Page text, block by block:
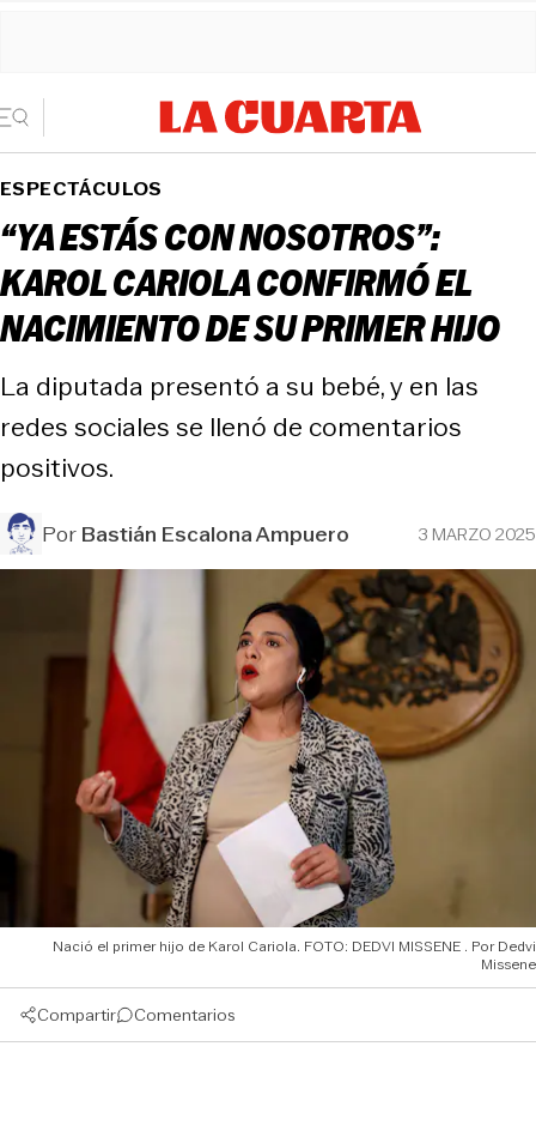
ESPECTÁCULOS
“YA ESTÁS CON NOSOTROS”:
KAROL CARIOLA CONFIRMÓ EL
NACIMIENTO DE SU PRIMER HIJO
La diputada presentó a su bebé, y en las
redes sociales se llenó de comentarios
positivos.
PorBastián Escalona Ampuero 3 MARZO 2025
Nació el primer hijo de Karol Cariola. FOTO: DEDVI MISSENE
Dedvi
Missene
Compartir Comentarios